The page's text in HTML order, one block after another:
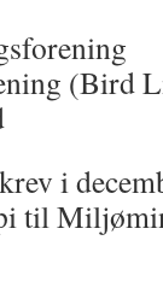
(Bird
i
til